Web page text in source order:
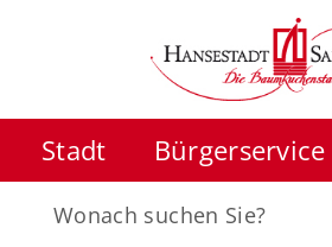
Stadt Bürgerservice